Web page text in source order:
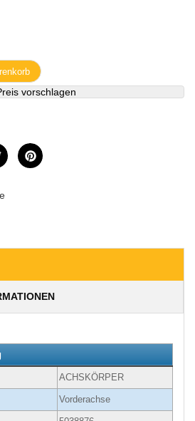
vorschlagen
ACHSKÖRPER
Vorderachse